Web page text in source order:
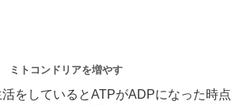
ミトコンドリアを増やす
をしているとATPがADPになった時点